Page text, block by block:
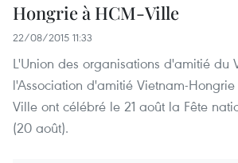
Hongrie à HCM-Ville
22/08/2015 11:33
L'Union des organisations d'amitié du
l'Association d'amitié Vietnam-
Ville ont célébré le 21 août la Fête
(20 août).